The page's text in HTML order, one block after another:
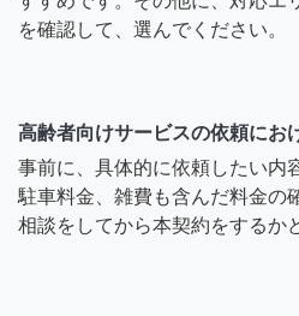
を確認して、選んでください。
高齢者向けサービスの依頼にお
事前に、具体的に依頼したい内
駐車料金、雑費も含んだ料金の
相談をしてから本契約をするか